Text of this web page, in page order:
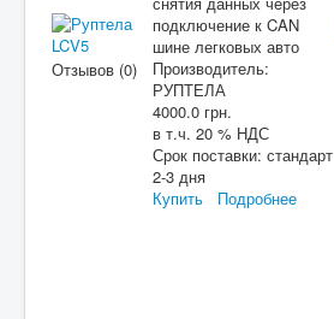
Отзывов (0)
подключение к CAN
шине легковых авто
Производитель:
РУПТЕЛА
4000.0 грн.
в т.ч. 20 % НДС
Срок поставки: стандарт
2-3 дня
Купить
Подробнее